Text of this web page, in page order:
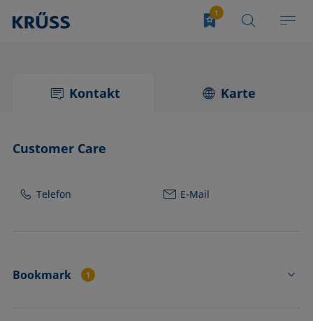
Kontakt Karte
Customer Care
Telefon E-Mail
Bookmark 1